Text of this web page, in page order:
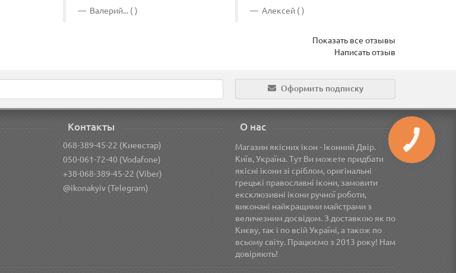
Валерий... ( ) Алексей ( )
Показать все отзывы
Написать отзыв
Оформить подписку
Контакты
068-389-45-22 (Киевстар)
050-061-72-40 (Vodafone)
+38-068-389-45-22 (Viber)
@ikonakyiv (Telegram)
О нас
Магазин якісних ікон - Іконний Двір.
Київ, Україна. Тут Ви можете придбати
якісні ікони зі сріблом, оригінальні
грецькі православні ікони, замовити
ексклюзивні ікони ручної роботи,
виконані найкращими майстрами з
величезним досвідом. З доставкою як по
Києву, так і по всій Україні, а також по
всьому світу. Працюємо з 2013 року! Нам
довіряють!